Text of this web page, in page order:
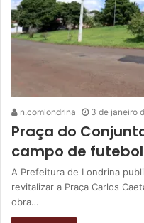
n.comlondrina 3 de janeiro
Praça do
campo de
A Prefeitura de Londrina
revitalizar a Praça Carlos
obra…